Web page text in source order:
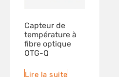
Capteur de
température à
fibre optique
OTG-Q
Lire la suite